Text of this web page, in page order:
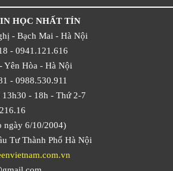
HỌC NHẤT TÍN
- Bạch Mai - Hà Nội
- 0941.121.616
Yên Hòa - Hà Nội
- 0988.530.911
- 18h - Thứ 2-7
ngày 6/10/2004)
Tư Thành Phố Hà Nội